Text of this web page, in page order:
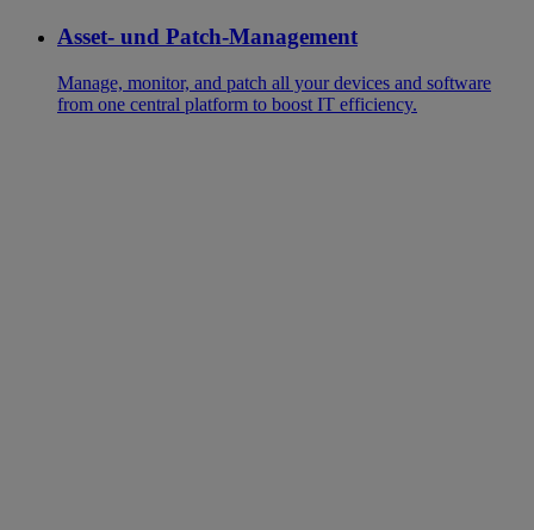
Asset- und Patch-Management
Manage, monitor, and patch all your devices and software
from one central platform to boost IT efficiency.